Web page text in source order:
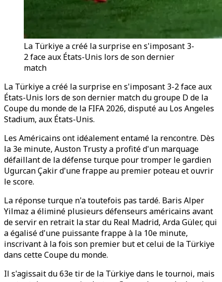
La Türkiye a créé la surprise en s'imposant 3-
2 face aux États-Unis lors de son dernier
match
La Türkiye a créé la surprise en s'imposant 3-2 face aux
États-Unis lors de son dernier match du groupe D de la
Coupe du monde de la FIFA 2026, disputé au Los Angeles
Stadium, aux États-Unis.
Les Américains ont idéalement entamé la rencontre. Dès
la 3e minute, Auston Trusty a profité d'un marquage
défaillant de la défense turque pour tromper le gardien
Ugurcan Çakir d'une frappe au premier poteau et ouvrir
le score.
La réponse turque n'a toutefois pas tardé. Baris Alper
Yilmaz a éliminé plusieurs défenseurs américains avant
de servir en retrait la star du Real Madrid, Arda Güler, qui
a égalisé d'une puissante frappe à la 10e minute,
inscrivant à la fois son premier but et celui de la Türkiye
dans cette Coupe du monde.
Il s'agissait du 63e tir de la Türkiye dans le tournoi, mais